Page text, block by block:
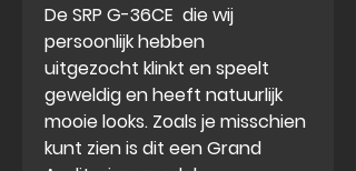
De SRP G-36CE die wij
persoonlijk hebben
uitgezocht klinkt en speelt
geweldig en heeft natuurlijk
mooie looks. Zoals je misschien
kunt zien is dit een Grand